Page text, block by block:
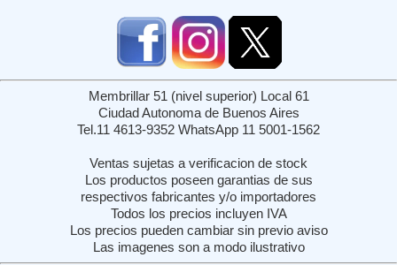
Membrillar 51 (nivel superior) Local 61
Ciudad Autonoma de Buenos Aires
Tel.11 4613-9352 WhatsApp 11 5001-1562
Ventas sujetas a verificacion de stock
Los productos poseen garantias de sus
respectivos fabricantes y/o importadores
Todos los precios incluyen IVA
Los precios pueden cambiar sin previo aviso
Las imagenes son a modo ilustrativo